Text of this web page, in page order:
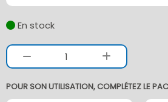
En stock
1
POUR SON UTILISATION, COMPLÉTEZ LE